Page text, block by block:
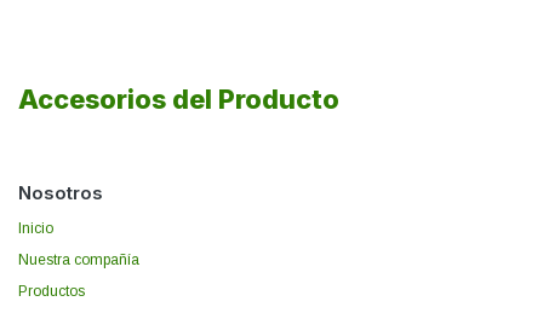
Accesorios del Producto
Nosotros
Inicio
Nuestra compañía
Productos